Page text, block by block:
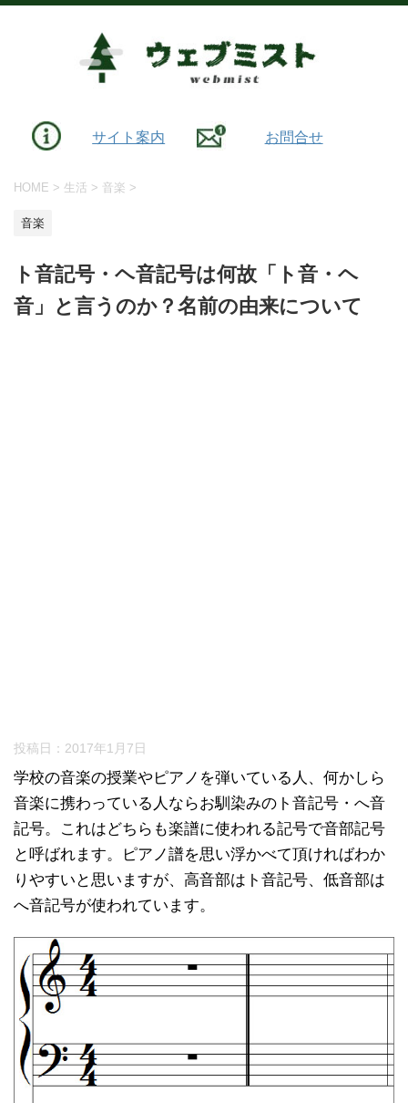
サイト案内 お問合せ
HOME > 生活 > 音楽 >
音楽
ト音記号・ヘ音記号は何故「ト音・ヘ
音」と言うのか？名前の由来について
投稿日： 2017年1月7日
学校の音楽の授業やピアノを弾いている人、何かしら
音楽に携わっている人ならお馴染みのト音記号・へ音
記号。これはどちらも楽譜に使われる記号で音部記号
と呼ばれます。ピアノ譜を思い浮かべて頂ければわか
りやすいと思いますが、高音部はト音記号、低音部は
へ音記号が使われています。